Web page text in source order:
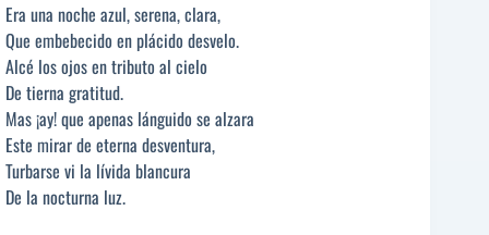
Era una noche azul, serena, clara,
Que embebecido en plácido desvelo.
Alcé los ojos en tributo al cielo
De tierna gratitud.
Mas ¡ay! que apenas lánguido se alzara
Este mirar de eterna desventura,
Turbarse vi la lívida blancura
De la nocturna luz.